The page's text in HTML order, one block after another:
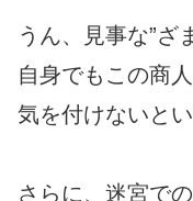
うん、見事な”ざ
自身でもこの商
気を付けないとい
さらに、迷宮で